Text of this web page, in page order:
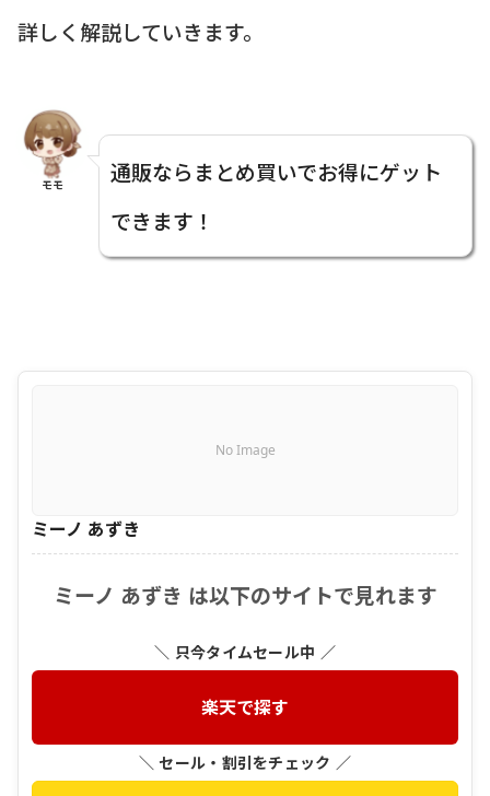
詳しく解説していきます。
モモ
通販ならまとめ買いでお得にゲット
できます！
No Image
ミーノ あずき
ミーノ あずき は以下のサイトで見れます
＼ 只今タイムセール中 ／
楽天で探す
＼ セール・割引をチェック ／